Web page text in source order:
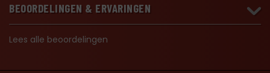
BEOORDELINGEN & ERVARINGEN
Lees alle beoordelingen